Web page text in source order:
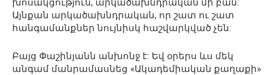
խոսակցություն, արկածախնդրական մի բան:
Այնքան արկածախնդրական, որ շատ ու շատ
հանգամանքներ նույնիսկ հաշվարկված չեն:
Բայց Փաշինյանն անխոնջ է: Եվ օրերս ևս մեկ
անգամ մանրամասնեց «Ակադեմիական քաղաքի»